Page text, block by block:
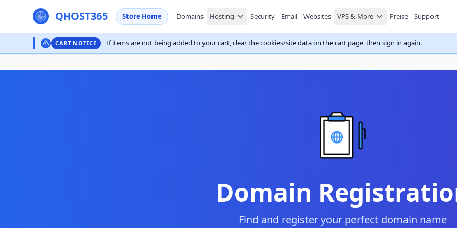
QHOST365 Store Home Domains Hosting Security Email Websites VPS & More Preise Support
CART NOTICE If items are not being added to your cart, clear the cookies/site data on the cart page, then sign in again.
Domain
Find and register your perfect domain name